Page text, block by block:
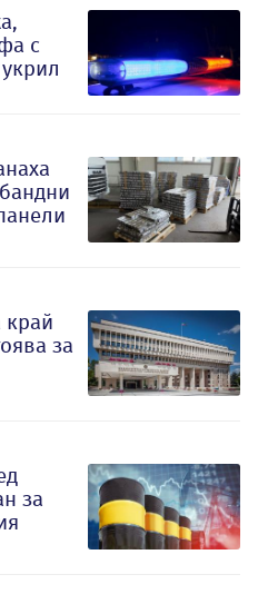
с
край
за
за